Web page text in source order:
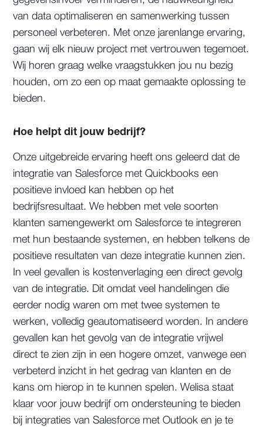
van data optimaliseren en samenwerking tussen
personeel verbeteren. Met onze jarenlange ervaring,
gaan wij elk nieuw project met vertrouwen tegemoet.
Wij horen graag welke vraagstukken jou nu bezig
houden, om zo een op maat gemaakte oplossing te
bieden.
Hoe helpt dit jouw bedrijf?
Onze uitgebreide ervaring heeft ons geleerd dat de
integratie van Salesforce met Quickbooks een
positieve invloed kan hebben op het
bedrijfsresultaat. We hebben met vele soorten
klanten samengewerkt om Salesforce te integreren
met hun bestaande systemen, en hebben telkens de
positieve resultaten van deze integratie kunnen zien.
In veel gevallen is kostenverlaging een direct gevolg
van de integratie. Dit omdat veel handelingen die
eerder nodig waren om met twee systemen te
werken, volledig geautomatiseerd worden. In andere
gevallen kan het gevolg van de integratie vrijwel
direct te zien zijn in een hogere omzet, vanwege een
verbeterd inzicht in het gedrag van klanten en de
kans om hierop in te kunnen spelen. Welisa staat
klaar voor jouw bedrijf om ondersteuning te bieden
bij integraties van Salesforce met Outlook en je te